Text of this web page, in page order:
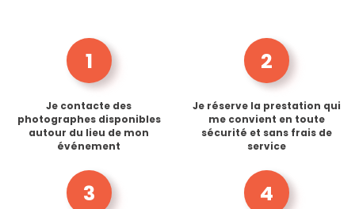
1
Je contacte des
photographes disponibles
autour du lieu de mon
événement
2
Je réserve la prestation qui
me convient en toute
sécurité et sans frais de
service
3 4